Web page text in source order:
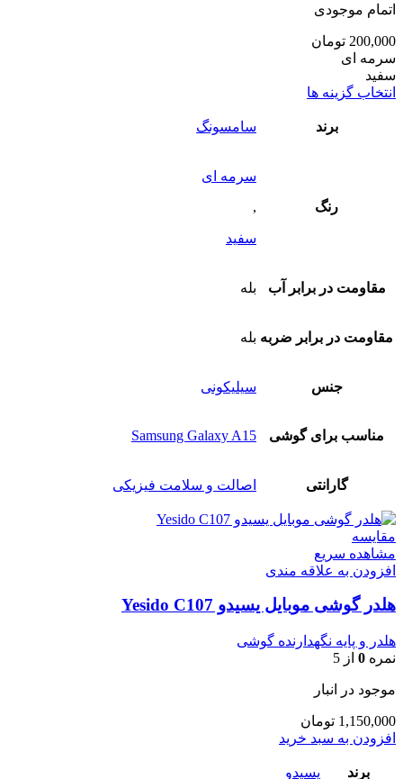
اتمام موجودی
200,000 تومان
سرمه ای
سفید
انتخاب گزینه ها
در
صفحه
شوند
برند سامسونگ
رنگ
سرمه ای
,
سفید
مقاومت در برابر آب بله
مقاومت در برابر ضربه بله
جنس سیلیکونی
مناسب برای گوشی Samsung Galaxy A15
گارانتی اصالت و سلامت فیزیکی
مقایسه
مشاهده سریع
افزودن به علاقه مندی
هلدر گوشی موبایل یسیدو Yesido C107
هلدر و پایه نگهدارنده گوشی
نمره 0 از 5
موجود در انبار
1,150,000 تومان
افزودن به سبد خرید
برند یسیدو